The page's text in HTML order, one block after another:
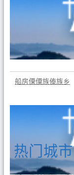
束
船房傈僳族傣族乡
热门城市
曼谷 东京 首尔